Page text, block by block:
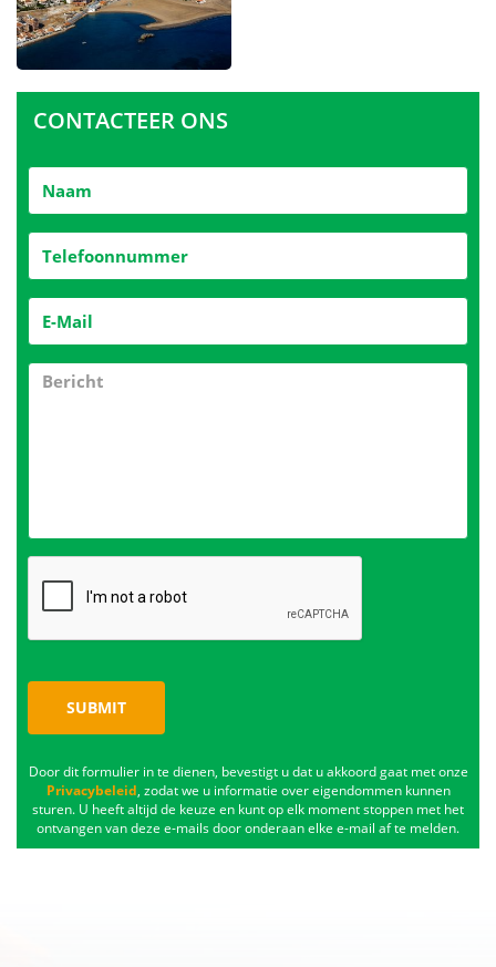
CONTACTEER ONS
SUBMIT
Door dit formulier in te dienen, bevestigt u dat u akkoord gaat met onze
Privacybeleid, zodat we u informatie over eigendommen kunnen
sturen. U heeft altijd de keuze en kunt op elk moment stoppen met het
ontvangen van deze e-mails door onderaan elke e-mail af te melden.